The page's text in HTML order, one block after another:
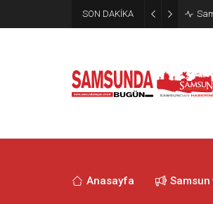
SON DAKİKA
Anasayfa Samsun